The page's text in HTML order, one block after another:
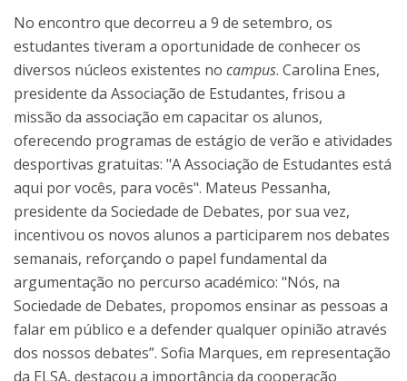
No encontro que decorreu a 9 de setembro, os
estudantes tiveram a oportunidade de conhecer os
diversos núcleos existentes no campus. Carolina Enes,
presidente da Associação de Estudantes, frisou a
missão da associação em capacitar os alunos,
oferecendo programas de estágio de verão e atividades
desportivas gratuitas: "A Associação de Estudantes está
aqui por vocês, para vocês". Mateus Pessanha,
presidente da Sociedade de Debates, por sua vez,
incentivou os novos alunos a participarem nos debates
semanais, reforçando o papel fundamental da
argumentação no percurso académico: "Nós, na
Sociedade de Debates, propomos ensinar as pessoas a
falar em público e a defender qualquer opinião através
dos nossos debates”. Sofia Marques, em representação
da ELSA, destacou a importância da cooperação